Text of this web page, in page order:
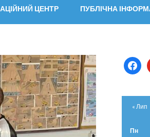
ЦЕНТР ПУБЛІЧНА
Пн
« Лип